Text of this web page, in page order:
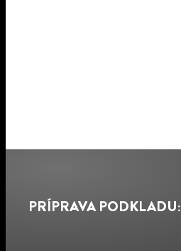
PRÍPRAVA PODKLADU: